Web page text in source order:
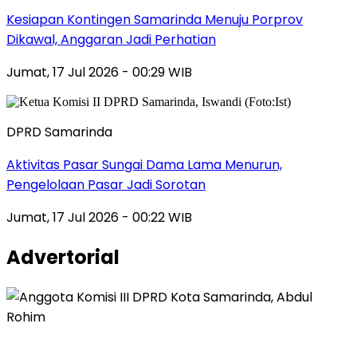
Kesiapan Kontingen Samarinda Menuju Porprov
Dikawal, Anggaran Jadi Perhatian
Jumat, 17 Jul 2026 - 00:29 WIB
DPRD Samarinda
Aktivitas Pasar Sungai Dama Lama Menurun,
Pengelolaan Pasar Jadi Sorotan
Jumat, 17 Jul 2026 - 00:22 WIB
Advertorial